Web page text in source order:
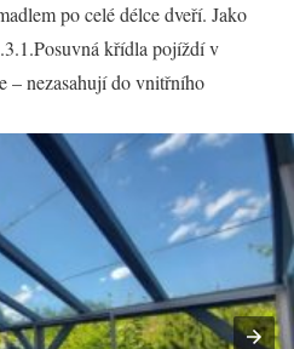
po celé délce dveří. Jako
křídla pojíždí v
– nezasahují do vnitřního